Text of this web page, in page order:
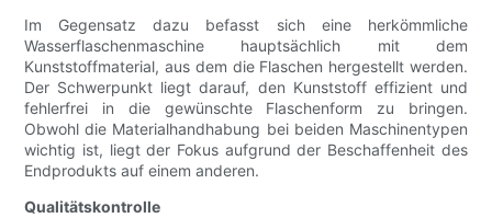
Im Gegensatz dazu befasst sich eine herkömmliche
Wasserflaschenmaschine hauptsächlich mit dem
Kunststoffmaterial, aus dem die Flaschen hergestellt werden.
Der Schwerpunkt liegt darauf, den Kunststoff effizient und
fehlerfrei in die gewünschte Flaschenform zu bringen.
Obwohl die Materialhandhabung bei beiden Maschinentypen
wichtig ist, liegt der Fokus aufgrund der Beschaffenheit des
Endprodukts auf einem anderen.
Qualitätskontrolle